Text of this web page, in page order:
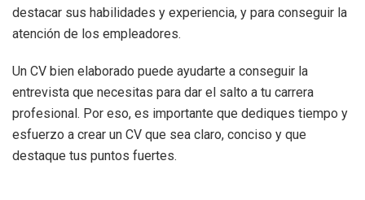
destacar sus habilidades y experiencia, y para conseguir la
atención de los empleadores.
Un CV bien elaborado puede ayudarte a conseguir la
entrevista que necesitas para dar el salto a tu carrera
profesional. Por eso, es importante que dediques tiempo y
esfuerzo a crear un CV que sea claro, conciso y que
destaque tus puntos fuertes.